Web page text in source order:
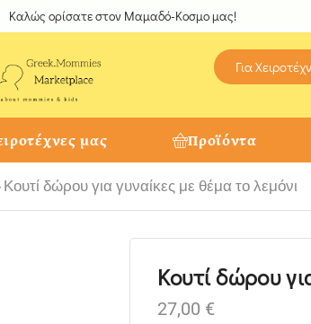
Καλώς ορίσατε στον Μαμαδό-Κοσμο μας!
Για
μας Προϊόντα
Κουτί δώρου για γυναίκες με θέμα το λεμόνι
Κουτί δώρου
27,00 €